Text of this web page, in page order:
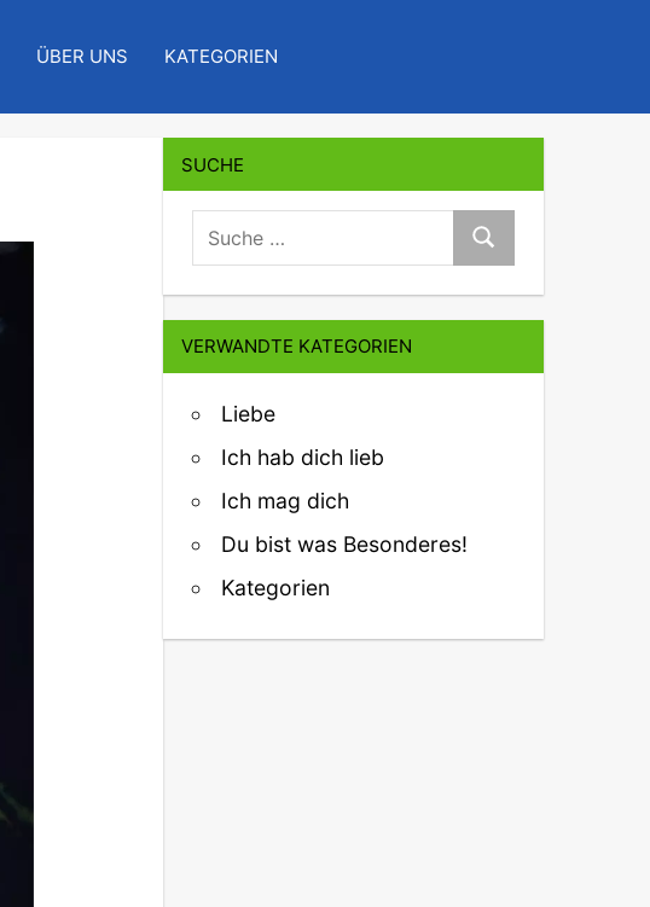
ÜBER UNS KATEGORIEN
SUCHE
suche:
Suche
VERWANDTE KATEGORIEN
Liebe
Ich hab dich lieb
Ich mag dich
Du bist was Besonderes!
Kategorien